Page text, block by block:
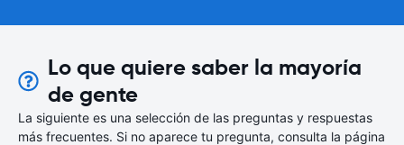
Lo que quiere saber la mayoría
de gente
La siguiente es una selección de las preguntas y respuestas
más frecuentes. Si no aparece tu pregunta, consulta la página